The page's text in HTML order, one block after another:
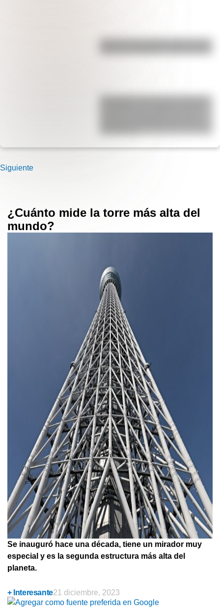
Conocé a las mujeres detrás de la
Kavanagh: la fascinante historia
Siguiente
¿Cuánto mide la torre más alta del
mundo?
Se inauguró hace una década, tiene un mirador muy
especial y es la segunda estructura más alta del
planeta.
+ Interesante21 diciembre, 2023